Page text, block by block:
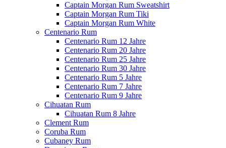
Captain Morgan Rum Sweatshirt
Captain Morgan Rum Tiki
Captain Morgan Rum White
Centenario Rum
Centenario Rum 12 Jahre
Centenario Rum 20 Jahre
Centenario Rum 25 Jahre
Centenario Rum 30 Jahre
Centenario Rum 5 Jahre
Centenario Rum 7 Jahre
Centenario Rum 9 Jahre
Cihuatan Rum
Cihuatan Rum 8 Jahre
Clement Rum
Coruba Rum
Cubaney Rum